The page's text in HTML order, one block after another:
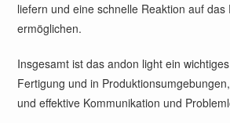
liefern und eine schnelle Reaktion auf das
ermöglichen.
Insgesamt ist das andon light ein
Fertigung und in
und effektive Kommunikation und